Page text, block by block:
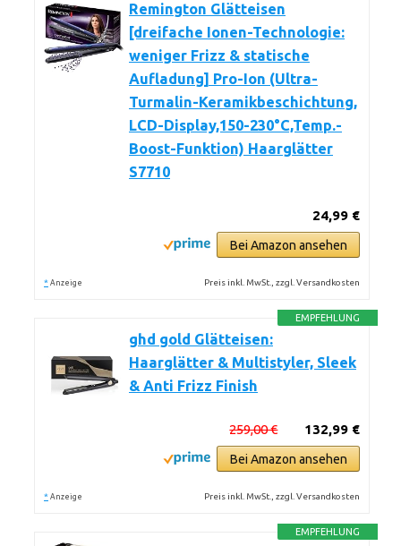
Remington Glätteisen
[dreifache Ionen-Technologie:
weniger Frizz & statische
Aufladung] Pro-Ion (Ultra-
Turmalin-Keramikbeschichtung,
LCD-Display,150-230°C,Temp.-
Boost-Funktion) Haarglätter
S7710
24,99 €
Bei Amazon ansehen
* Anzeige Preis inkl. MwSt., zzgl. Versandkosten
EMPFEHLUNG
ghd gold Glätteisen:
Haarglätter & Multistyler, Sleek
& Anti Frizz Finish
132,99 €
259,00 €
Bei Amazon ansehen
* Anzeige Preis inkl. MwSt., zzgl. Versandkosten
EMPFEHLUNG